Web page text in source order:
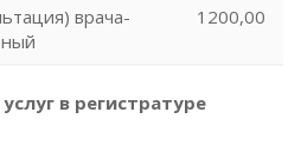
врача-
1200,00
в регистратуре